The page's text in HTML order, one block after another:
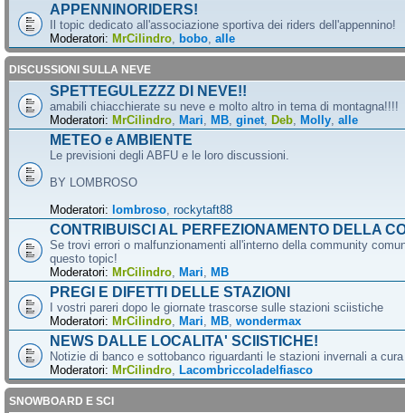
APPENNINORIDERS!
Il topic dedicato all'associazione sportiva dei riders dell'appennino!
Moderatori: MrCilindro bobo alle
DISCUSSIONI SULLA NEVE
SPETTEGULEZZZ DI NEVE!!
amabili chiacchierate su neve e molto altro in tema di montagna!!!!
Moderatori: MrCilindro Mari MB ginet Deb Molly alle
METEO e AMBIENTE
Le previsioni degli ABFU e le loro discussioni.
BY LOMBROSO
Moderatori: lombroso rockytaft88
CONTRIBUISCI AL PERFEZIONAMENTO DELLA
Se trovi errori o malfunzionamenti all'interno della community
questo topic!
Moderatori: MrCilindro Mari MB
PREGI E DIFETTI DELLE STAZIONI
I vostri pareri dopo le giornate trascorse sulle stazioni sciistiche
Moderatori: MrCilindro Mari MB wondermax
NEWS DALLE LOCALITA' SCIISTICHE!
Notizie di banco e sottobanco riguardanti le stazioni invernali a
Moderatori: MrCilindro Lacombriccoladelfiasco
SNOWBOARD E SCI